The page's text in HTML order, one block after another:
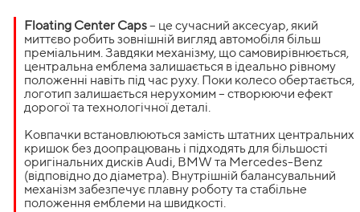
Floating Center Caps– це сучасний аксесуар, який
миттєво робить зовнішній вигляд автомобіля більш
преміальним. Завдяки механізму, що самовирівнюється,
центральна емблема залишається в ідеально рівному
положенні навіть під час руху. Поки колесо обертається,
логотип залишається нерухомим – створюючи ефект
дорогої та технологічної деталі.
Ковпачки встановлюються замість штатних центральних
кришок без доопрацювань і підходять для більшості
оригінальних дисків Audi, BMW та Mercedes-Benz
(відповідно до діаметра). Внутрішній балансувальний
механізм забезпечує плавну роботу та стабільне
положення емблеми на швидкості.